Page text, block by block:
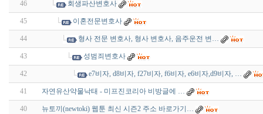
46 회생파산변호사
45 이혼전문변호사
44 형사 전문 변호사, 형사 변호사, 음주운전 변…
43 성범죄변호사
42 e7비자, d8비자, f27비자, f6비자, e6비자,d9비자, …
41 자연유산약물낙태 - 미프진코리아 비방글에 …
40 뉴토끼(newtoki) 웹툰 최신 시즌2 주소 바로가기…